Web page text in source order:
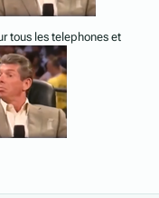
tous les telephones et